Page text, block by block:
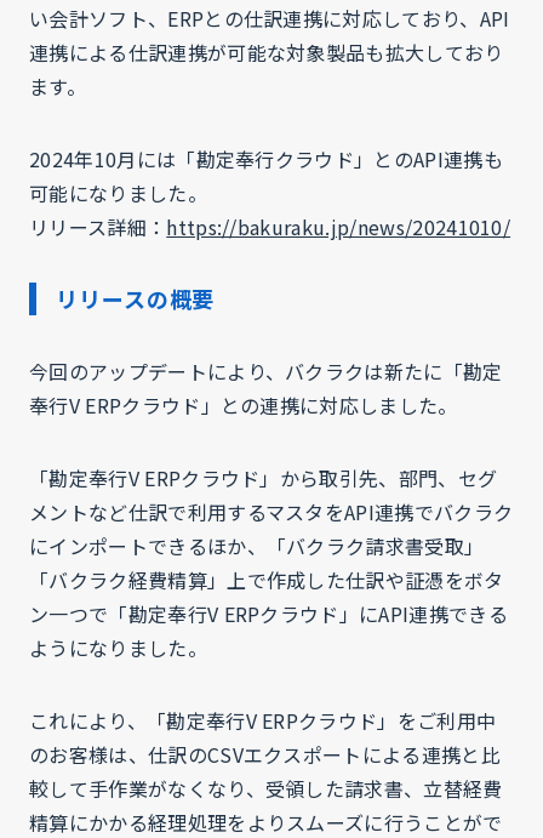
い会計ソフト、ERPとの仕訳連携に対応しており、API
連携による仕訳連携が可能な対象製品も拡大しており
ます。
2024年10月には「勘定奉行クラウド」とのAPI連携も
可能になりました。
リリース詳細： https://bakuraku.jp/news/20241010/
リリースの概要
今回のアップデートにより、バクラクは新たに「勘定
奉行V ERPクラウド」との連携に対応しました。
「勘定奉行V ERPクラウド」から取引先、部門、セグ
メントなど仕訳で利用するマスタをAPI連携でバクラク
にインポートできるほか、「バクラク請求書受取」
「バクラク経費精算」上で作成した仕訳や証憑をボタ
ン一つで「勘定奉行V ERPクラウド」にAPI連携できる
ようになりました。
これにより、「勘定奉行V ERPクラウド」をご利用中
のお客様は、仕訳のCSVエクスポートによる連携と比
較して手作業がなくなり、受領した請求書、立替経費
精算にかかる経理処理をよりスムーズに行うことがで